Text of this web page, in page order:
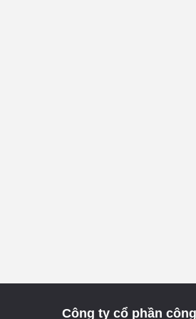
Công ty cổ phần